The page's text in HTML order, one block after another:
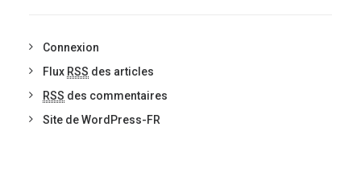
Connexion
Flux RSS des articles
RSS des commentaires
Site de WordPress-FR